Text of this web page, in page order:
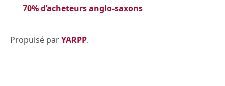
70% d’acheteurs anglo-saxons
Propulsé parYARPP.